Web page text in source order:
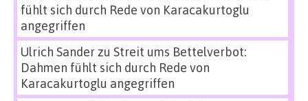
fühlt sich durch Rede von Karacakurtoglu
angegriffen
Ulrich Sanderzu Streit ums Bettelverbot:
Dahmen fühlt sich durch Rede von
Karacakurtoglu angegriffen